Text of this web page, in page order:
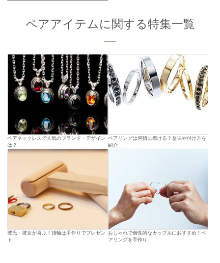
ペアアイテムに関する特集一覧
ペアネックレスで人気のブランド・デザイン
は？
ペアリングは何指に着ける？意味や付け方を
紹介
彼氏・彼女が喜ぶ！指輪は手作りでプレゼン
ト
おしゃれで個性的なカップルにおすすめ！ペ
アリングを手作り